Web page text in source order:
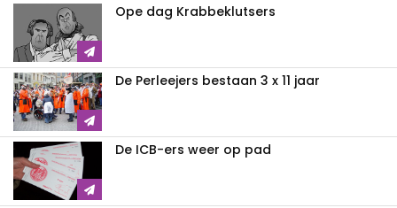
Ope dag Krabbeklutsers
De Perleejers bestaan 3 x 11 jaar
De ICB-ers weer op pad